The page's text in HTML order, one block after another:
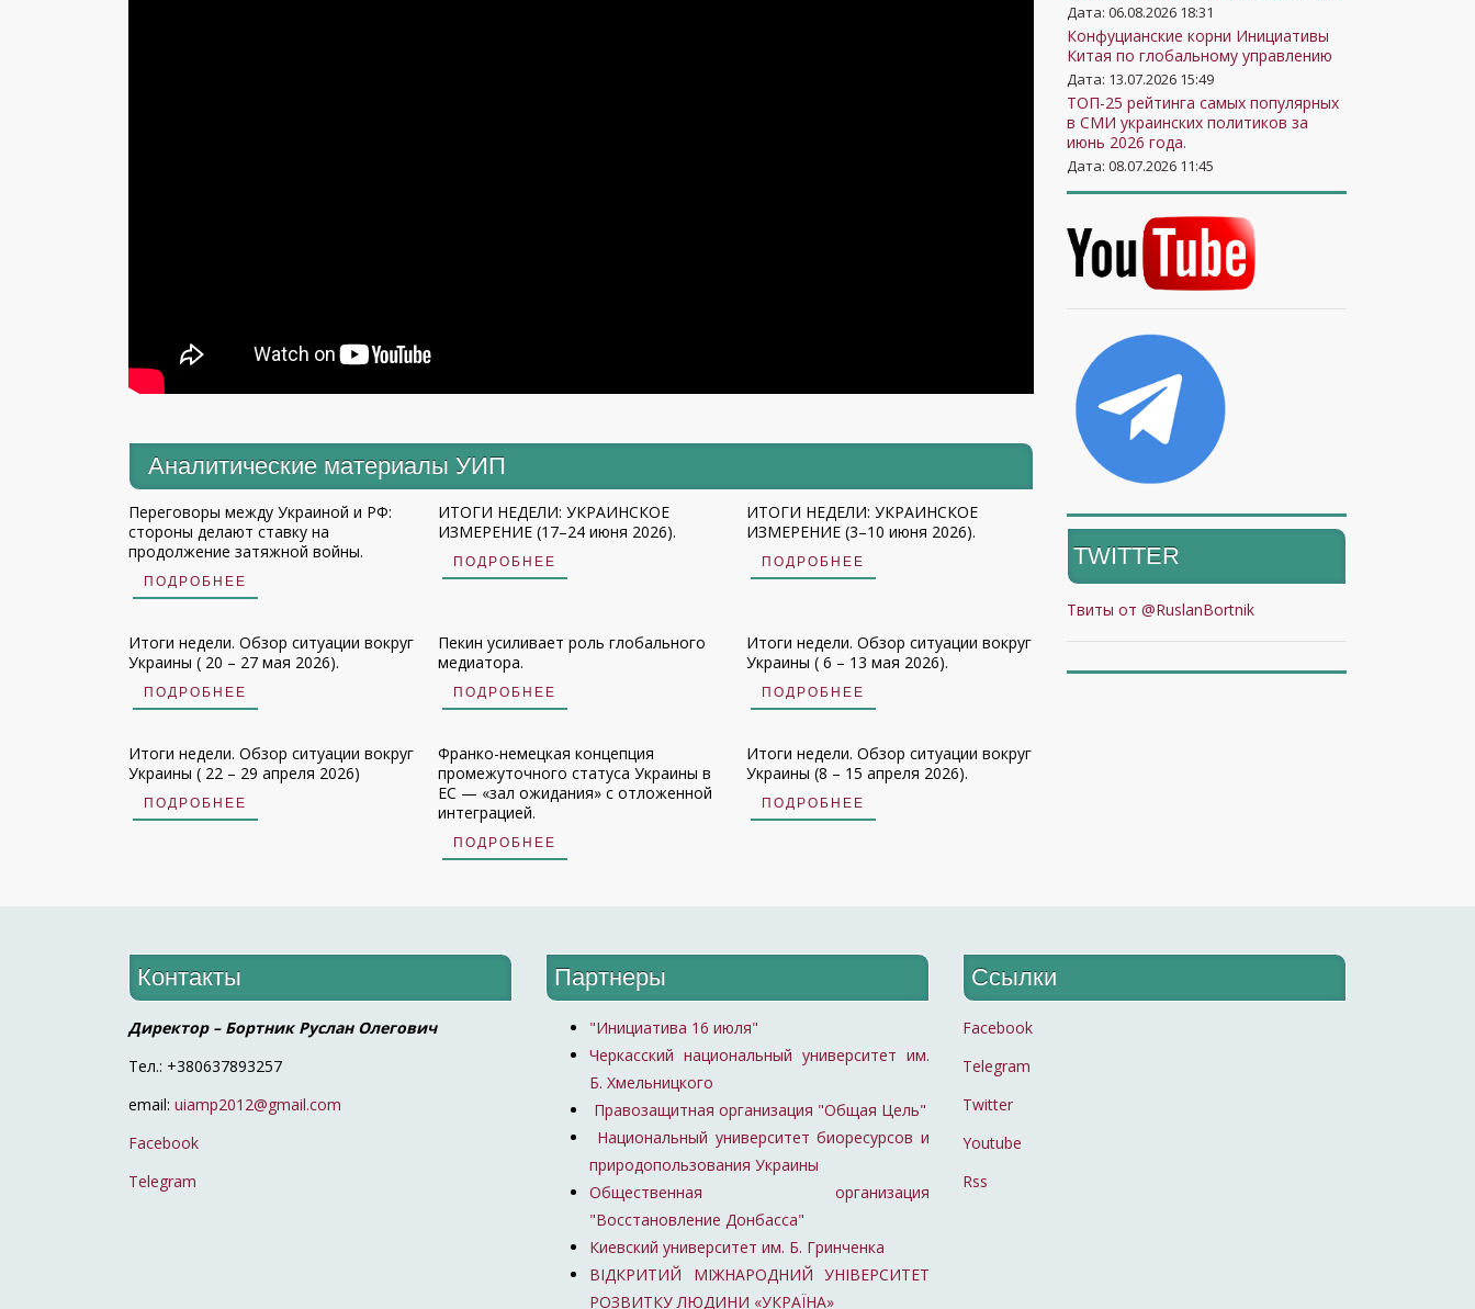
Аналитические материалы УИП
Переговоры между Украиной и РФ:
стороны делают ставку на
продолжение затяжной войны.
ПОДРОБНЕЕ
ИТОГИ НЕДЕЛИ: УКРАИНСКОЕ
ИЗМЕРЕНИЕ (17–24 июня 2026).
ПОДРОБНЕЕ
ИТОГИ НЕДЕЛИ: УКРАИНСКОЕ
ИЗМЕРЕНИЕ (3–10 июня 2026).
ПОДРОБНЕЕ
Итоги недели. Обзор ситуации вокруг
Украины ( 20 – 27 мая 2026).
ПОДРОБНЕЕ
Пекин усиливает роль глобального
медиатора.
ПОДРОБНЕЕ
Итоги недели. Обзор ситуации вокруг
Украины ( 6 – 13 мая 2026).
ПОДРОБНЕЕ
Итоги недели. Обзор ситуации вокруг
Украины ( 22 – 29 апреля 2026)
ПОДРОБНЕЕ
Франко-немецкая концепция
промежуточного статуса Украины в
ЕС — «зал ожидания» с отложенной
интеграцией.
ПОДРОБНЕЕ
Итоги недели. Обзор ситуации вокруг
Украины (8 – 15 апреля 2026).
ПОДРОБНЕЕ
Дата: 06.08.2026 18:31
Конфуцианские корни Инициативы
Китая по глобальному управлению
Дата: 13.07.2026 15:49
ТОП-25 рейтинга самых популярных
в СМИ украинских политиков за
июнь 2026 года.
Дата: 08.07.2026 11:45
TWITTER
Твиты от @RuslanBortnik
Контакты
Директор – Бортник Руслан Олегович
Тел.: +380637893257
email: uiamp2012@gmail.com
Facebook
Telegram
Партнеры
"Инициатива 16 июля"
Черкасский национальный университет им.
Б. Хмельницкого
Правозащитная организация "Общая Цель"
Национальный университет биоресурсов и
природопользования Украины
Общественная организация
"Восстановление Донбасса"
Киевский университет им. Б. Гринченка
ВІДКРИТИЙ МІЖНАРОДНИЙ УНІВЕРСИТЕТ
РОЗВИТКУ ЛЮДИНИ «УКРАЇНА»
Ссылки
Facebook
Telegram
Twitter
Youtube
Rss